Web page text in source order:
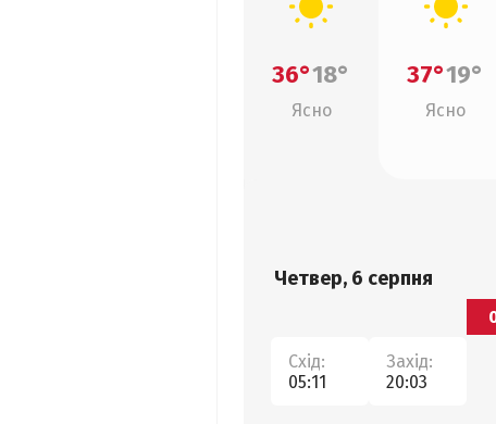
36°18°
Ясно
37°19°
Ясно
Четвер, 6 серпня
Схід:
05:11
Захід:
20:03